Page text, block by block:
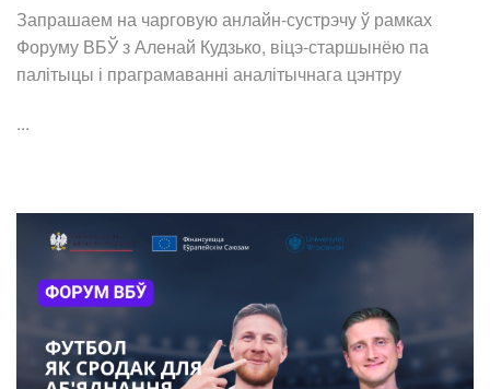
Запрашаем на чарговую анлайн-сустрэчу ў рамках
Форуму ВБЎ з Аленай Кудзько, віцэ-старшынёю па
палітыцы і праграмаванні аналітычнага цэнтру
...